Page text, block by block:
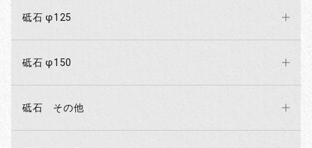
砥石 φ125
砥石 φ150
砥石 その他